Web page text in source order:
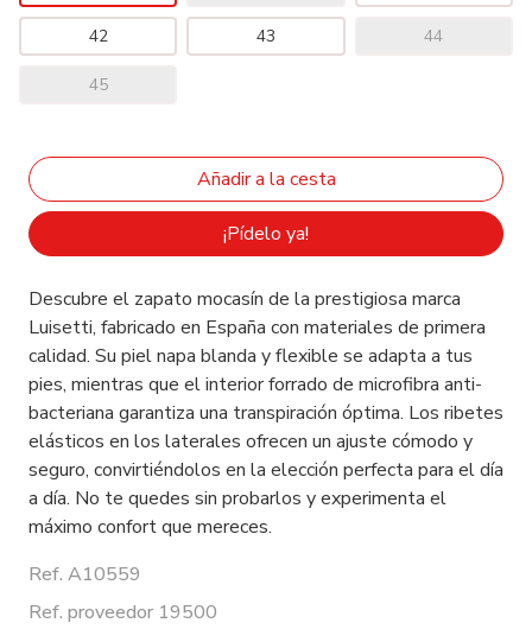
42 43 44
45
¡Pídelo ya!
Descubre el zapato mocasín de la prestigiosa marca
Luisetti, fabricado en España con materiales de primera
calidad. Su piel napa blanda y flexible se adapta a tus
pies, mientras que el interior forrado de microfibra anti-
bacteriana garantiza una transpiración óptima. Los ribetes
elásticos en los laterales ofrecen un ajuste cómodo y
seguro, convirtiéndolos en la elección perfecta para el día
a día. No te quedes sin probarlos y experimenta el
máximo confort que mereces.
Ref. A10559
Ref. proveedor 19500